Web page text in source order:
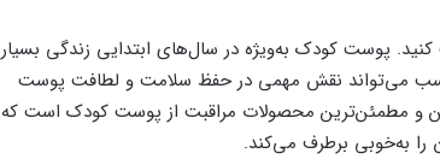
را از ما دریافت کنید. پوست کودک به‌ویژه در سال‌های ابتدایی زندگی بسیار
می‌تواند نقش مهمی در حفظ سلامت و لطافت پوست
و مطمئن‌ترین محصولات مراقبت از پوست کودک است که
را به‌خوبی برطرف می‌کند.